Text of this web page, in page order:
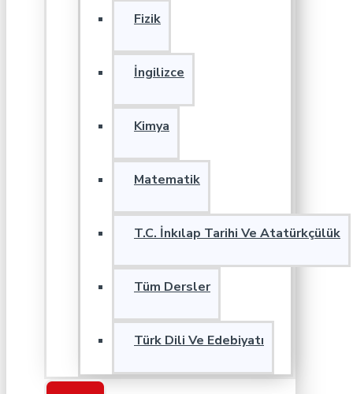
Fizik
İngilizce
Kimya
Matematik
T.C. İnkılap Tarihi Ve Atatürkçülük
Tüm Dersler
Türk Dili Ve Edebiyatı